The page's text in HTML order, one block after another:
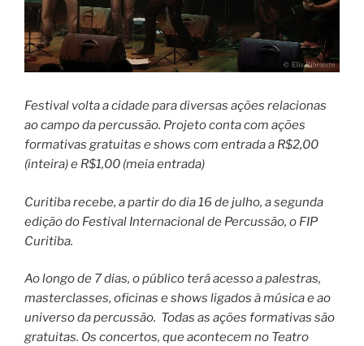
Festival volta a cidade para diversas ações relacionas
ao campo da percussão. Projeto conta com ações
formativas gratuitas e shows com entrada a R$2,00
(inteira) e R$1,00 (meia entrada)
Curitiba recebe, a partir do dia 16 de julho, a segunda
edição do Festival Internacional de Percussão, o FIP
Curitiba.
Ao longo de 7 dias, o público terá acesso a palestras,
masterclasses, oficinas e shows ligados à música e ao
universo da percussão. Todas as ações formativas são
gratuitas. Os concertos, que acontecem no Teatro